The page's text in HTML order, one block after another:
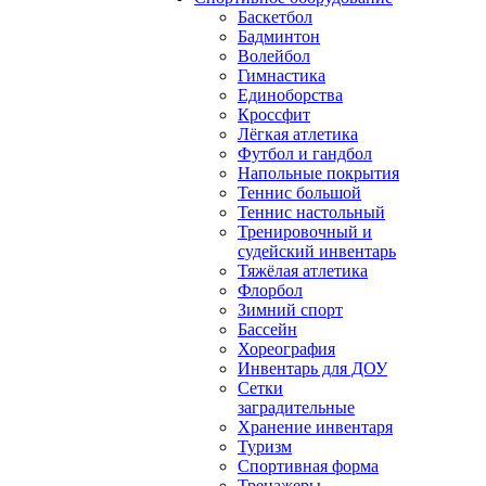
Баскетбол
Бадминтон
Волейбол
Гимнастика
Единоборства
Кроссфит
Лёгкая атлетика
Футбол и гандбол
Напольные покрытия
Теннис большой
Теннис настольный
Тренировочный и
судейский инвентарь
Тяжёлая атлетика
Флорбол
Зимний спорт
Бассейн
Хореография
Инвентарь для ДОУ
Сетки
заградительные
Хранение инвентаря
Туризм
Спортивная форма